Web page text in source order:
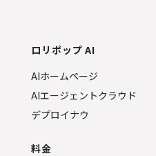
ロリポップ AI
AIホームページ
AIエージェントクラウド
デプロイナウ
料金